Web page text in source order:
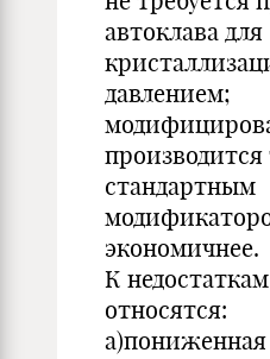
автоклава для
давлением;
стандартным
экономичнее.
К
относятся:
а)пониженная